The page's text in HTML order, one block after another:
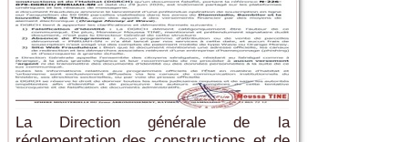
La Direction générale de la